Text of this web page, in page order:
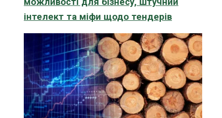
інтелект та міфи щодо тендерів